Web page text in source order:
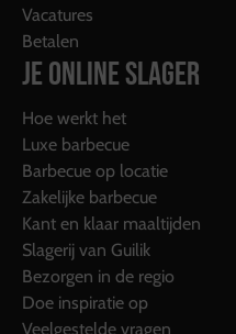
Vacatures
Betalen
JE ONLINE SLAGER
Hoe werkt het
Luxe barbecue
Barbecue op locatie
Zakelijke barbecue
Kant en klaar maaltijden
Slagerij van Guilik
Bezorgen in de regio
Doe inspiratie op
Veelgestelde vragen